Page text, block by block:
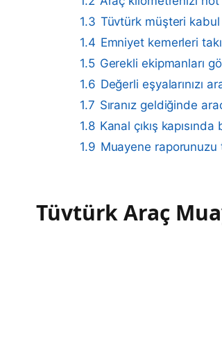
1.3 Tüvtürk müşteri kabul
1.4 Emniyet kemerleri
1.5 Gerekli ekipmanları
1.6 Değerli eşyalarınızı
1.7 Sıranız geldiğinde
1.8 Kanal çıkış
1.9 Muayene raporunuzu
Tüvtürk Araç